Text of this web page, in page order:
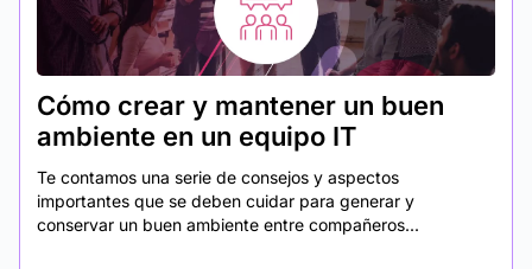
Cómo crear y mantener un buen
ambiente en un equipo IT
Te contamos una serie de consejos y aspectos
importantes que se deben cuidar para generar y
conservar un buen ambiente entre compañeros...